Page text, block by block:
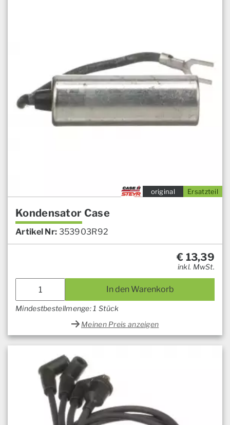
Ersatzteil
original
Kondensator Case
Artikel Nr: 353903R92
€ 13,39
inkl. MwSt.
In den Warenkorb
Mindestbestellmenge: 1 Stück
Meinen Preis anzeigen